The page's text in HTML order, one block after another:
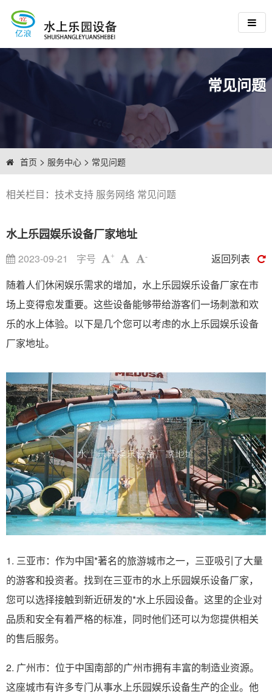
常见问题
首页 > 服务中心 > 常见问题
相关栏目： 技术支持 服务网络 常见问题
水上乐园娱乐设备厂家地址
2023-09-21 字号 + -
返回列表
随着人们休闲娱乐需求的增加，水上乐园娱乐设备厂家在市
场上变得愈发重要。这些设备能够带给游客们一场刺激和欢
乐的水上体验。以下是几个您可以考虑的水上乐园娱乐设备
厂家地址。
1. 三亚市：作为中国*著名的旅游城市之一，三亚吸引了大量
的游客和投资者。找到在三亚市的水上乐园娱乐设备厂家，
您可以选择接触到新近研发的*水上乐园设备。这里的企业对
品质和安全有着严格的标准，同时他们还可以为您提供相关
的售后服务。
2. 广州市：位于中国南部的广州市拥有丰富的制造业资源。
这座城市有许多专门从事水上乐园娱乐设备生产的企业。他